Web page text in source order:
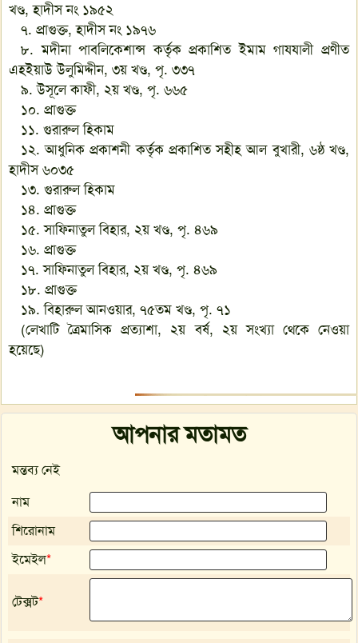
খণ্ড, হাদীস নং ১৯৫২
৭. প্রাগুক্ত, হাদীস নং ১৯৭৬
৮. মদীনা পাবলিকেশান্স কর্তৃক প্রকাশিত ইমাম গাযযালী প্রণীত
এহইয়াউ উলুমিদ্দীন, ৩য় খণ্ড, পৃ. ৩৩৭
৯. উসূলে কাফী, ২য় খণ্ড, পৃ. ৬৬৫
১০. প্রাগুক্ত
১১. গুরারুল হিকাম
১২. আধুনিক প্রকাশনী কর্তৃক প্রকাশিত সহীহ আল বুখারী, ৬ষ্ঠ খণ্ড,
হাদীস ৬০৩৫
১৩. গুরারুল হিকাম
১৪. প্রাগুক্ত
১৫. সাফিনাতুল বিহার, ২য় খণ্ড, পৃ. ৪৬৯
১৬. প্রাগুক্ত
১৭. সাফিনাতুল বিহার, ২য় খণ্ড, পৃ. ৪৬৯
১৮. প্রাগুক্ত
১৯. বিহারুল আনওয়ার, ৭৫তম খণ্ড, পৃ. ৭১
(লেখাটি ত্রৈমাসিক প্রত্যাশা, ২য় বর্ষ, ২য় সংখ্যা থেকে নেওয়া
হয়েছে)
আপনার মতামত
মন্তব্য নেই
নাম
শিরোনাম
ইমেইল*
টেক্সট*